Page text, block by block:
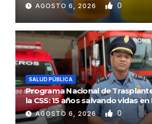
AGOSTO 6, 2026 0
SALUD PÚBLICA
Programa Nacional de
la CSS: 15 años salvando vidas
AGOSTO 6, 2026 0